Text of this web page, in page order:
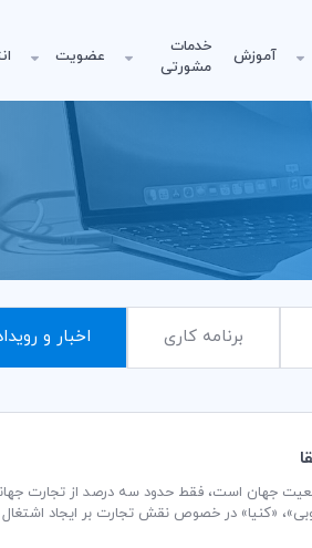
آموزش
خدمات
مشورتی
عضویت
برنامه کاری اخبار و
جهان است، فقط حدود سه درصد از تجارت